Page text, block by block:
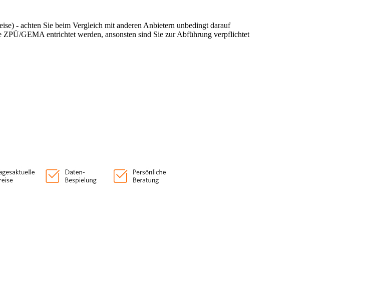
- achten Sie beim Vergleich mit anderen Anbietern unbedingt darauf
GEMA entrichtet werden, ansonsten sind Sie zur Abführung verpflichtet